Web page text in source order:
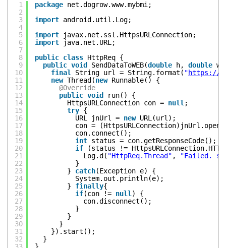
1
2
3
4
5
6
7
8
9
10
11
12
13
14
15
16
17
18
19
20
21
22
23
24
25
26
27
28
29
30
31
32
package net.dogrow.www.mybmi;
import android.util.Log;
import
javax.net.ssl.HttpsURLConnection;
import
java.net.URL;
public class HttpReq {
public void SendDataToWEB(double h, double
final String url = String.format( "https://
new Thread(new Runnable() {
@Override
public void
run() {
HttpsURLConnection con = null;
try {
URL jnUrl = new URL(url);
con =
con.connect();
int status = con.getResponseCode();
if
(status !=
Log.d( "HttpReq.Thread" ,
"Failed.
}
} catch(Exception e) {
System.out.println(e);
} finally{
if(con != null) {
con.disconnect();
}
}
}
}).start();
}